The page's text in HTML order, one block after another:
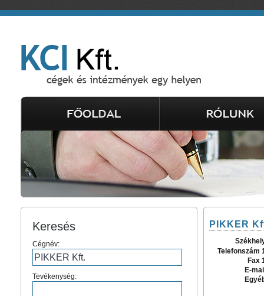
Keresés
Cégnév:
Tevékenység:
PIKKER
Telefonszám
Fax
E-